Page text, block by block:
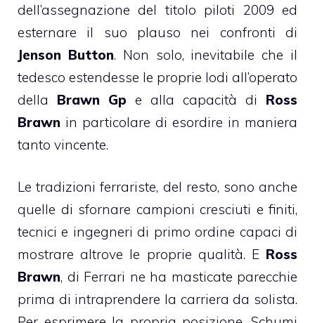
dell’assegnazione del titolo piloti 2009 ed
esternare il suo plauso nei confronti di
Jenson Button. Non solo, inevitabile che il
tedesco estendesse le proprie lodi all’operato
della Brawn Gp e alla capacità di Ross
Brawn in particolare di esordire in maniera
tanto vincente.
Le tradizioni ferrariste, del resto, sono anche
quelle di sfornare campioni cresciuti e finiti,
tecnici e ingegneri di primo ordine capaci di
mostrare altrove le proprie qualità. ERoss
Brawn, di Ferrari ne ha masticate parecchie
prima di intraprendere la carriera da solista.